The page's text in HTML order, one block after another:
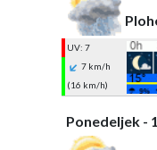
UV: 7
7 km/h
(16 km/h)
Ponedeljek -